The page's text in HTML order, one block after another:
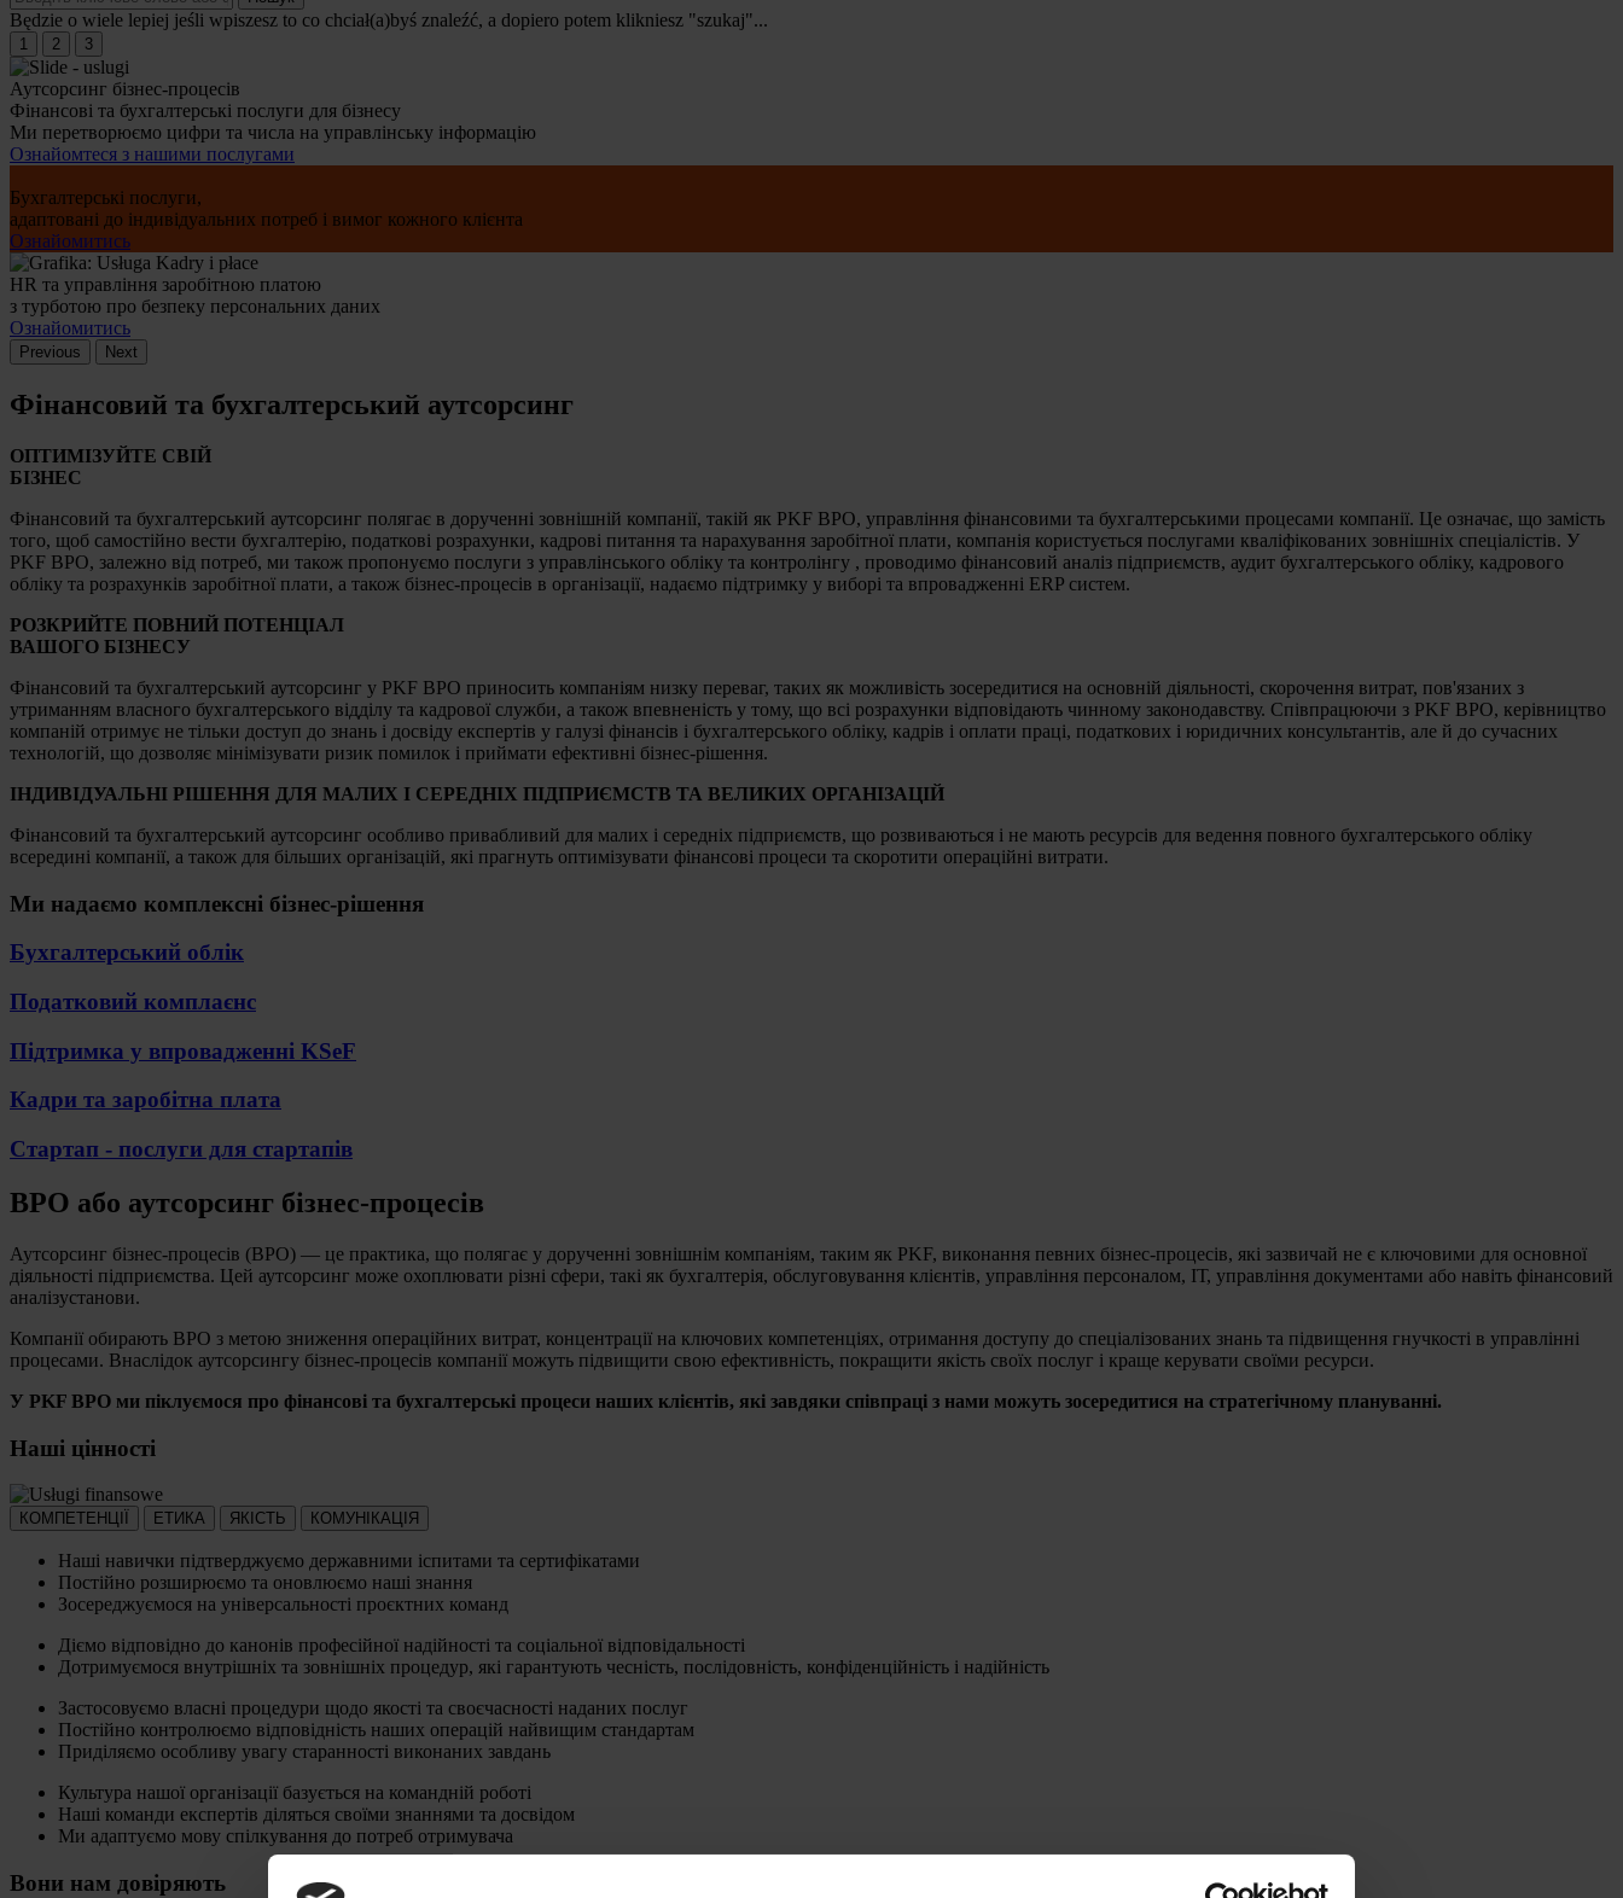
Będzie o wiele lepiej jeśli wpiszesz to co chciał(a)byś znaleźć, a dopiero potem klikniesz "szukaj"...
1 2 3
Аутсорсинг бізнес-процесів
Фінансові та бухгалтерські послуги для бізнесу
Ми перетворюємо цифри та числа на управлінську інформацію
Ознайомтеся з нашими послугами
Бухгалтерські послуги,
адаптовані до індивідуальних потреб і вимог кожного клієнта
Ознайомитись
HR та управління заробітною платою
з турботою про безпеку персональних даних
Ознайомитись
Previous Next
Фінансовий та бухгалтерський аутсорсинг
ОПТИМІЗУЙТЕ СВІЙ
БІЗНЕС
Фінансовий та бухгалтерський аутсорсинг полягає в дорученні зовнішній компанії, такій як PKF BPO, управління фінансовими та бухгалтерськими процесами компанії. Це означає, що замість
того, щоб самостійно вести бухгалтерію, податкові розрахунки, кадрові питання та нарахування заробітної плати, компанія користується послугами кваліфікованих зовнішніх спеціалістів. У
PKF BPO, залежно від потреб, ми також пропонуємо послуги з управлінського обліку та контролінгу , проводимо фінансовий аналіз підприємств, аудит бухгалтерського обліку, кадрового
обліку та розрахунків заробітної плати, а також бізнес-процесів в організації, надаємо підтримку у виборі та впровадженні ERP систем.
РОЗКРИЙТЕ ПОВНИЙ ПОТЕНЦІАЛ
ВАШОГО БІЗНЕСУ
Фінансовий та бухгалтерський аутсорсинг у PKF BPO приносить компаніям низку переваг, таких як можливість зосередитися на основній діяльності, скорочення витрат, пов'язаних з
утриманням власного бухгалтерського відділу та кадрової служби, а також впевненість у тому, що всі розрахунки відповідають чинному законодавству. Співпрацюючи з PKF BPO, керівництво
компаній отримує не тільки доступ до знань і досвіду експертів у галузі фінансів і бухгалтерського обліку, кадрів і оплати праці, податкових і юридичних консультантів, але й до сучасних
технологій, що дозволяє мінімізувати ризик помилок і приймати ефективні бізнес-рішення.
ІНДИВІДУАЛЬНІ РІШЕННЯ ДЛЯ МАЛИХ І СЕРЕДНІХ ПІДПРИЄМСТВ ТА ВЕЛИКИХ ОРГАНІЗАЦІЙ
Фінансовий та бухгалтерський аутсорсинг особливо привабливий для малих і середніх підприємств, що розвиваються і не мають ресурсів для ведення повного бухгалтерського обліку
всередині компанії, а також для більших організацій, які прагнуть оптимізувати фінансові процеси та скоротити операційні витрати.
Ми надаємо комплексні бізнес-рішення
Бухгалтерський облік
Податковий комплаєнс
Підтримка у впровадженні KSeF
Кадри та заробітна плата
Стартап - послуги для стартапів
BPO або аутсорсинг бізнес-процесів
Аутсорсинг бізнес-процесів (BPO) — це практика, що полягає у дорученні зовнішнім компаніям, таким як PKF, виконання певних бізнес-процесів, які зазвичай не є ключовими для основної
діяльності підприємства. Цей аутсорсинг може охоплювати різні сфери, такі як бухгалтерія, обслуговування клієнтів, управління персоналом, ІТ, управління документами або навіть фінансовий
аналізустанови.
Компанії обирають BPO з метою зниження операційних витрат, концентрації на ключових компетенціях, отримання доступу до спеціалізованих знань та підвищення гнучкості в управлінні
процесами. Внаслідок аутсорсингу бізнес-процесів компанії можуть підвищити свою ефективність, покращити якість своїх послуг і краще керувати своїми ресурси.
У PKF BPO ми піклуємося про фінансові та бухгалтерські процеси наших клієнтів, які завдяки співпраці з нами можуть зосередитися на стратегічному плануванні.
Наші цінності
КОМПЕТЕНЦІЇ ЕТИКА ЯКІСТЬ КОМУНІКАЦІЯ
Наші навички підтверджуємо державними іспитами та сертифікатами
Постійно розширюємо та оновлюємо наші знання
Зосереджуємося на універсальності проєктних команд
Діємо відповідно до канонів професійної надійності та соціальної відповідальності
Дотримуємося внутрішніх та зовнішніх процедур, які гарантують чесність, послідовність, конфіденційність і надійність
Застосовуємо власні процедури щодо якості та своєчасності наданих послуг
Постійно контролюємо відповідність наших операцій найвищим стандартам
Приділяємо особливу увагу старанності виконаних завдань
Культура нашої організації базується на командній роботі
Наші команди експертів діляться своїми знаннями та досвідом
Ми адаптуємо мову спілкування до потреб отримувача
Вони нам довіряють